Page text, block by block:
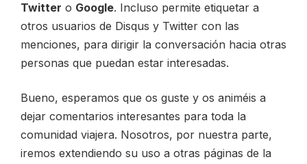
Twitter o Google. Incluso permite etiquetar a
otros usuarios de Disqus y Twitter con las
menciones, para dirigir la conversación hacia otras
personas que puedan estar interesadas.
Bueno, esperamos que os guste y os animéis a
dejar comentarios interesantes para toda la
comunidad viajera. Nosotros, por nuestra parte,
iremos extendiendo su uso a otras páginas de la